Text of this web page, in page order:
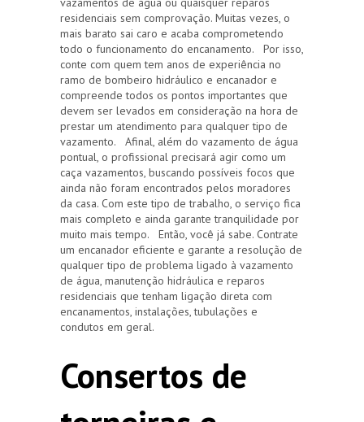
residenciais sem comprovação. Muitas vezes, o
mais barato sai caro e acaba comprometendo
todo o funcionamento do encanamento. Por isso,
conte com quem tem anos de experiência no
ramo de bombeiro hidráulico e encanador e
compreende todos os pontos importantes que
devem ser levados em consideração na hora de
prestar um atendimento para qualquer tipo de
vazamento. Afinal, além do vazamento de água
pontual, o profissional precisará agir como um
caça vazamentos, buscando possíveis focos que
ainda não foram encontrados pelos moradores
da casa. Com este tipo de trabalho, o serviço fica
mais completo e ainda garante tranquilidade por
muito mais tempo. Então, você já sabe. Contrate
um encanador eficiente e garante a resolução de
qualquer tipo de problema ligado à vazamento
de água, manutenção hidráulica e reparos
residenciais que tenham ligação direta com
encanamentos, instalações, tubulações e
condutos em geral.
Consertos de